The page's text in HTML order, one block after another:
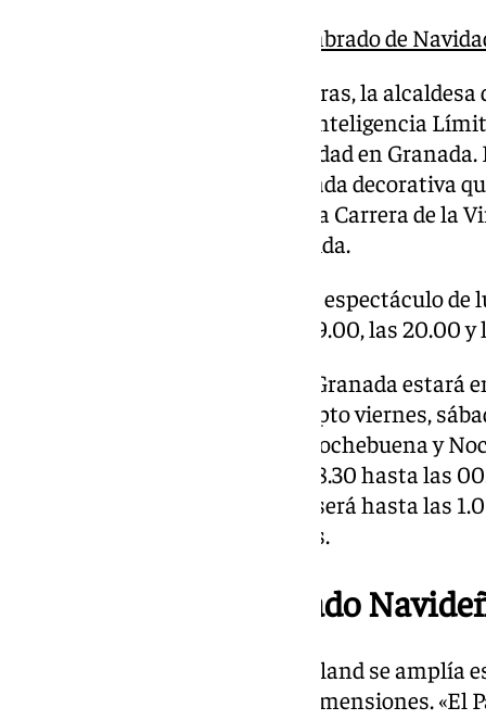
Granada encenderá el alumbrado de
Está previsto que a las 20.30 horas, la
acompañada de la Asociación Inteligencia
oficialmente el inicio de la Navidad en
la instalación de una gran portada decorativa
columpios y está alineada con la Carrera de la
punto emblemático de bienvenida.
La Plaza del Carmen acogerá su espectáculo
en varios pases cada día: a las 19.00, las 20.00
La iluminación en el centro de Granada estará
18.30 hasta las 1.00 horas, excepto viernes,
hasta las 3.00 horas y días de Nochebuena y
los barrios, se encenderá a las 18.30 hasta las
sábado y víspera de festivo que será hasta las
Nochevieja hasta las 3.00 horas.
Ampliación del Poblado
El gran Poblado Navideño Inverland se amplía
espacio temático de mayores dimensiones. «El